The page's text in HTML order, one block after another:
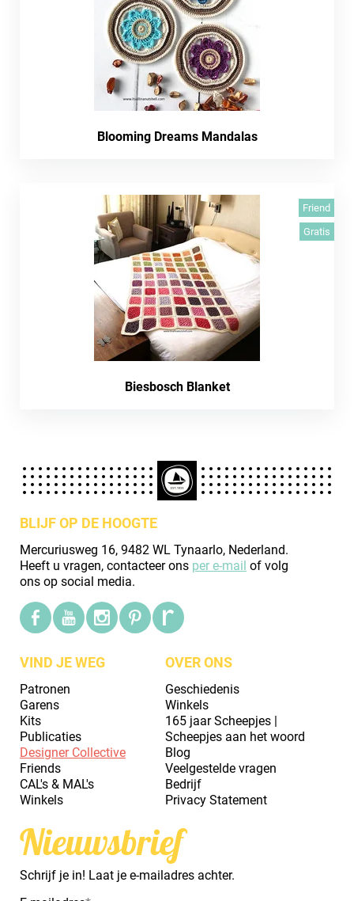
Blooming Dreams Mandalas
Friend
Gratis
Biesbosch Blanket
BLIJF OP DE HOOGTE
Mercuriusweg 16, 9482 WL Tynaarlo, Nederland.
Heeft u vragen, contacteer ons per e-mail of volg
ons op social media.
VIND JE WEG
Patronen
Garens
Kits
Publicaties
Designer Collective
Friends
CAL's & MAL's
Winkels
OVER ONS
Geschiedenis
Winkels
165 jaar Scheepjes |
Scheepjes aan het woord
Blog
Veelgestelde vragen
Bedrijf
Privacy Statement
Nieuwsbrief
Schrijf je in! Laat je e-mailadres achter.